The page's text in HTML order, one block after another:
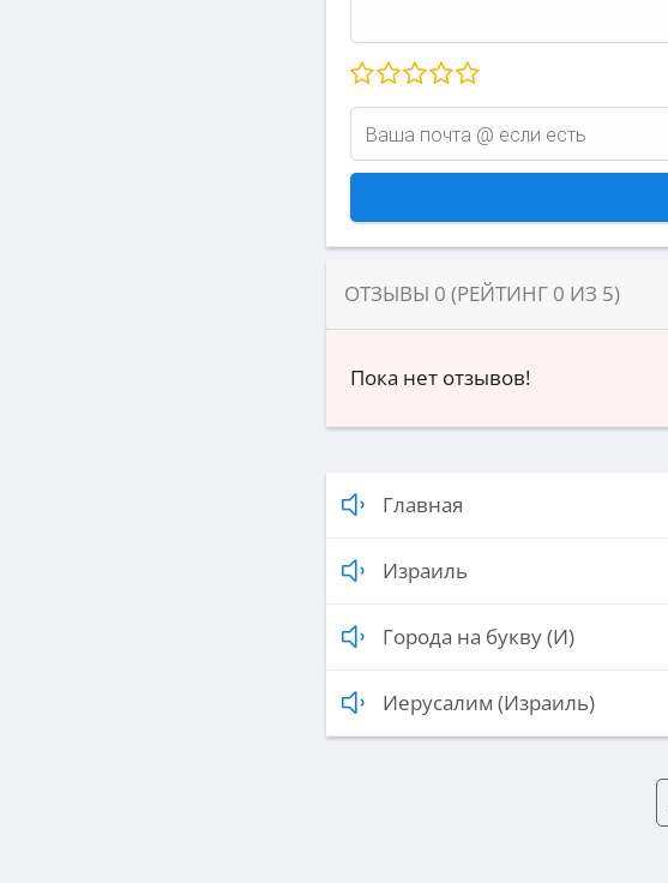
ОТЗЫВЫ 0 (РЕЙТИНГ 0 ИЗ 5)
Пока нет отзывов!
Главная
Израиль
Города на букву (И)
Иерусалим (Израиль)